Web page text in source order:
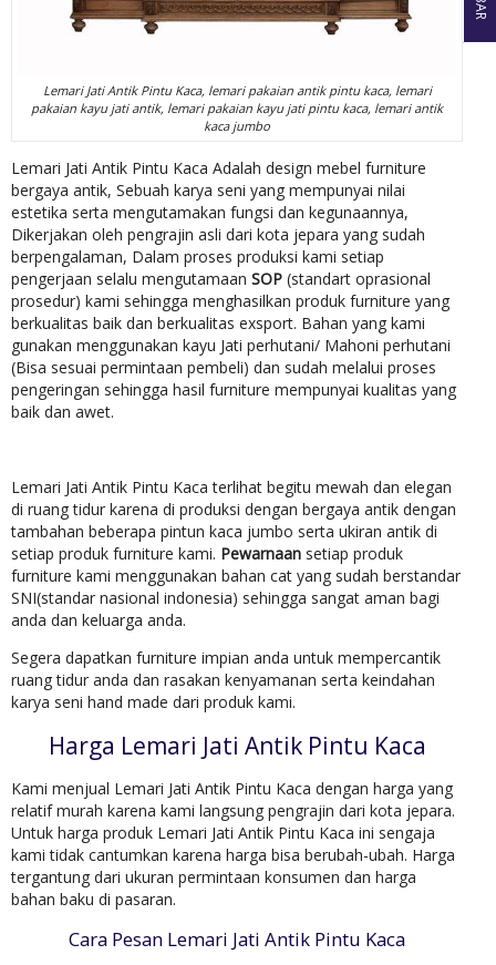
Lemari Jati Antik Pintu Kaca, lemari pakaian antik pintu kaca, lemari
pakaian kayu jati antik, lemari pakaian kayu jati pintu kaca, lemari antik
kaca jumbo
Lemari Jati Antik Pintu Kaca Adalah design mebel furniture
bergaya antik, Sebuah karya seni yang mempunyai nilai
estetika serta mengutamakan fungsi dan kegunaannya,
Dikerjakan oleh pengrajin asli dari kota jepara yang sudah
berpengalaman, Dalam proses produksi kami setiap
pengerjaan selalu mengutamaan SOP (standart oprasional
prosedur) kami sehingga menghasilkan produk furniture yang
berkualitas baik dan berkualitas exsport. Bahan yang kami
gunakan menggunakan kayu Jati perhutani/ Mahoni perhutani
(Bisa sesuai permintaan pembeli) dan sudah melalui proses
pengeringan sehingga hasil furniture mempunyai kualitas yang
baik dan awet.
Lemari Jati Antik Pintu Kaca terlihat begitu mewah dan elegan
di ruang tidur karena di produksi dengan bergaya antik dengan
tambahan beberapa pintun kaca jumbo serta ukiran antik di
setiap produk furniture kami. Pewarnaan setiap produk
furniture kami menggunakan bahan cat yang sudah berstandar
SNI(standar nasional indonesia) sehingga sangat aman bagi
anda dan keluarga anda.
Segera dapatkan furniture impian anda untuk mempercantik
ruang tidur anda dan rasakan kenyamanan serta keindahan
karya seni hand made dari produk kami.
Harga Lemari Jati Antik Pintu Kaca
Kami menjual Lemari Jati Antik Pintu Kaca dengan harga yang
relatif murah karena kami langsung pengrajin dari kota jepara.
Untuk harga produk Lemari Jati Antik Pintu Kaca ini sengaja
kami tidak cantumkan karena harga bisa berubah-ubah. Harga
tergantung dari ukuran permintaan konsumen dan harga
bahan baku di pasaran.
Cara Pesan Lemari Jati Antik Pintu Kaca